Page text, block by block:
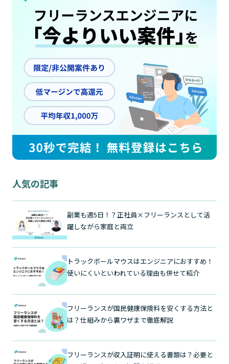
人気の記事
副業も週5日！？正社員×フリーランスとして活
躍しながら家庭と両立
トラックボールマウスはエンジニアにおすすめ！
使いにくいといわれている理由も併せて紹介
フリーランスが国民健康保険料を安くする方法と
は？仕組みから裏ワザまで徹底解説
フリーランスが収入証明に使える書類は？必要と